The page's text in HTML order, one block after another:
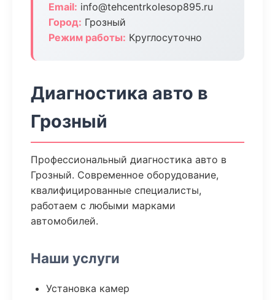
Email: info@tehcentrkolesop895.ru
Город: Грозный
Режим работы: Круглосуточно
Диагностика авто в
Грозный
Профессиональный диагностика авто в
Грозный. Современное оборудование,
квалифицированные специалисты,
работаем с любыми марками
автомобилей.
Наши услуги
Установка камер